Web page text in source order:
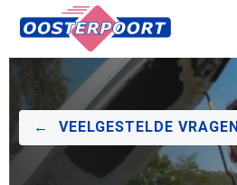
VEELGESTELDE VRAGEN